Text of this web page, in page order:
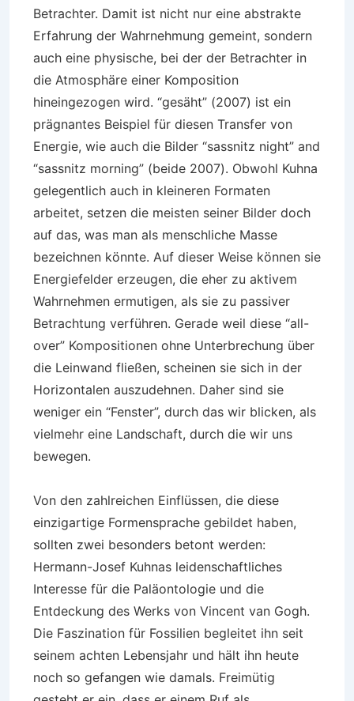
Betrachter. Damit ist nicht nur eine abstrakte
Erfahrung der Wahrnehmung gemeint, sondern
auch eine physische, bei der der Betrachter in
die Atmosphäre einer Komposition
hineingezogen wird. “gesäht” (2007) ist ein
prägnantes Beispiel für diesen Transfer von
Energie, wie auch die Bilder “sassnitz night” and
“sassnitz morning” (beide 2007). Obwohl Kuhna
gelegentlich auch in kleineren Formaten
arbeitet, setzen die meisten seiner Bilder doch
auf das, was man als menschliche Masse
bezeichnen könnte. Auf dieser Weise können sie
Energiefelder erzeugen, die eher zu aktivem
Wahrnehmen ermutigen, als sie zu passiver
Betrachtung verführen. Gerade weil diese “all-
over” Kompositionen ohne Unterbrechung über
die Leinwand fließen, scheinen sie sich in der
Horizontalen auszudehnen. Daher sind sie
weniger ein “Fenster”, durch das wir blicken, als
vielmehr eine Landschaft, durch die wir uns
bewegen.
Von den zahlreichen Einflüssen, die diese
einzigartige Formensprache gebildet haben,
sollten zwei besonders betont werden:
Hermann-Josef Kuhnas leidenschaftliches
Interesse für die Paläontologie und die
Entdeckung des Werks von Vincent van Gogh.
Die Faszination für Fossilien begleitet ihn seit
seinem achten Lebensjahr und hält ihn heute
noch so gefangen wie damals. Freimütig